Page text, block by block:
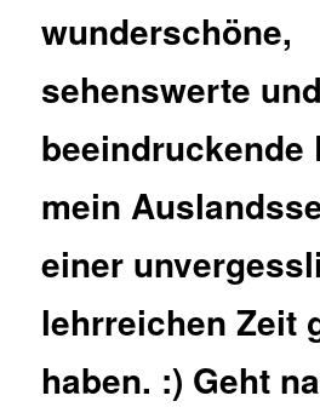
wunderschöne,
sehenswerte und
beeindruckende
mein
einer
lehrreichen Zeit
haben. :) Geht